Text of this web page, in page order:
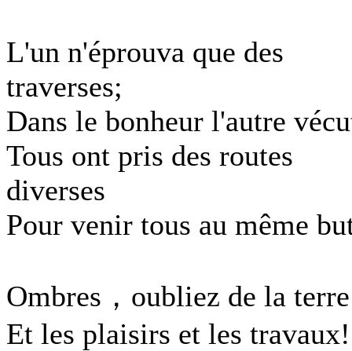
L'un n'éprouva que des
traverses;
Dans le bonheur l'autre
Tous ont pris des routes
diverses
Pour venir tous au même
Ombres，oubliez de la terre
Et les plaisirs et les travaux!